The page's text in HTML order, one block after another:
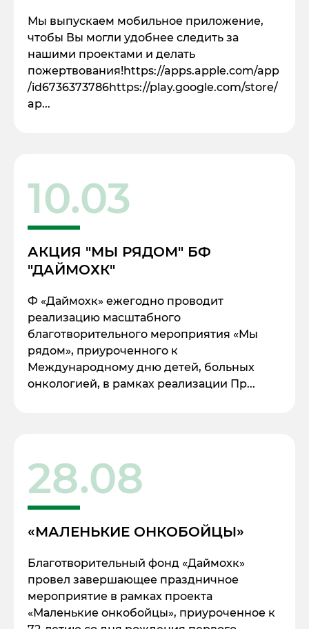
Мы выпускаем мобильное приложение,
чтобы Вы могли удобнее следить за
нашими проектами и делать
пожертвования!https://apps.apple.com/app
/id6736373786https://play.google.com/store/
ap...
10.03
АКЦИЯ "МЫ РЯДОМ" БФ
"ДАЙМОХК"
Ф «Даймохк» ежегодно проводит
реализацию масштабного
благотворительного мероприятия «Мы
рядом», приуроченного к
Международному дню детей, больных
онкологией, в рамках реализации Пр...
28.08
«МАЛЕНЬКИЕ ОНКОБОЙЦЫ»
Благотворительный фонд «Даймохк»
провел завершающее праздничное
мероприятие в рамках проекта
«Маленькие онкобойцы», приуроченное к